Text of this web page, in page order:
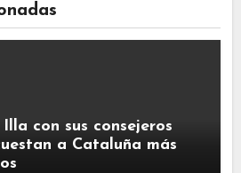
Illa con sus consejeros
a Cataluña más